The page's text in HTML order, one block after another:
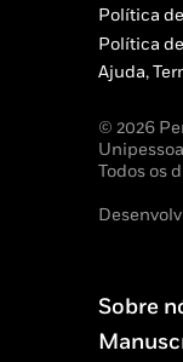
Política
Política
Ajuda,
© 2026
Todos os
Sobre